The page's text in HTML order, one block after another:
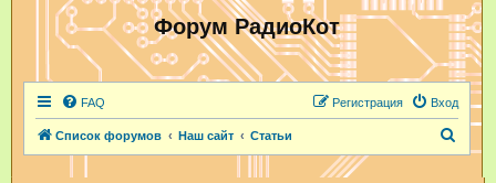
Форум РадиоКот
FAQ Вход
Регистрация
Список форумов Наш сайт Статьи